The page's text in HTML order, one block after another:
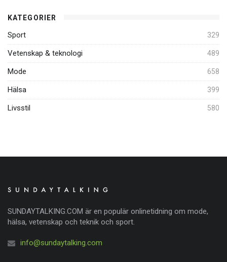
KATEGORIER
Sport 329
Vetenskap & teknologi 489
Mode 658
Hälsa 399
Livsstil 580
SUNDAYTALKING.COM är en populär onlinetidning om mode,
hälsa, vetenskap och teknik och sport.
info@sundaytalking.com